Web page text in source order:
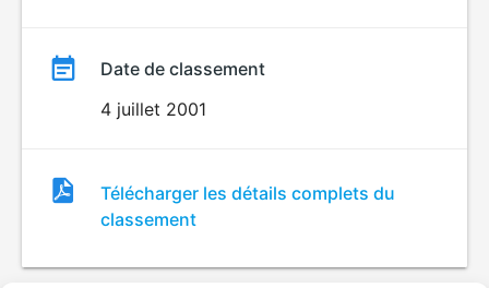
Date de classement
4 juillet 2001
Fichier
de
classement
Télécharger les détails complets du
classement